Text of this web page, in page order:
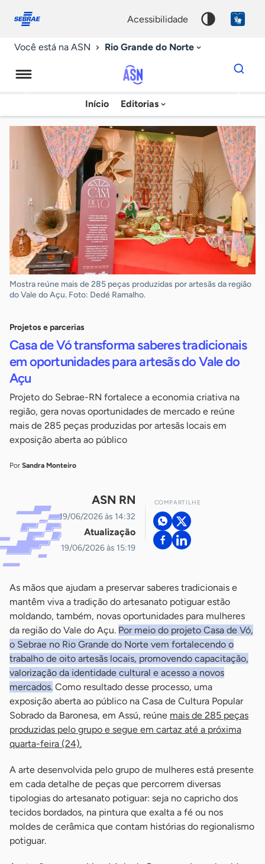
conosco
acessibilidade
Você está na ASN Rio Grande do Norte
Agência
Sebrae
de
Notícias
Início Editorias
Dados
para
chave
Mostra reúne mais de 285 peças produzidas por artesãs da região
do Vale do Açu. Foto: Dedé Ramalho.
Projetos e parcerias
Casa de Vó transforma saberes tradicionais
em oportunidades para artesãs do Vale do
Açu
Projeto do Sebrae-RN fortalece a economia criativa na
região, gera novas oportunidades de mercado e reúne
mais de 285 peças produzidas por artesãs locais em
exposição aberta ao público
Por Sandra Monteiro
ASN RN
19/06/2026 às 14:32
Atualização
19/06/2026 às 15:19
COMPARTILHE
As mãos que ajudam a preservar saberes tradicionais e
mantêm viva a tradição do artesanato potiguar estão
moldando, também, novas oportunidades para mulheres
da região do Vale do Açu. Por meio do projeto Casa de Vó,
o Sebrae no Rio Grande do Norte vem fortalecendo o
trabalho de oito artesãs locais, promovendo capacitação,
valorização da identidade cultural e acesso a novos
mercados. Como resultado desse processo, uma
exposição aberta ao público na Casa de Cultura Popular
Sobrado da Baronesa, em Assú, reúne mais de 285 peças
produzidas pelo grupo e segue em cartaz até a próxima
quarta-feira (24).
A arte desenvolvida pelo grupo de mulheres está presente
em cada detalhe de peças que percorrem diversas
tipologias do artesanato potiguar: seja no capricho dos
tecidos bordados, na pintura que exalta a fé ou nos
moldes de cerâmica que contam histórias do regionalismo
potiguar.